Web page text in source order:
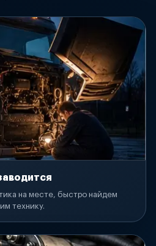
на месте, быстро найдем
технику.